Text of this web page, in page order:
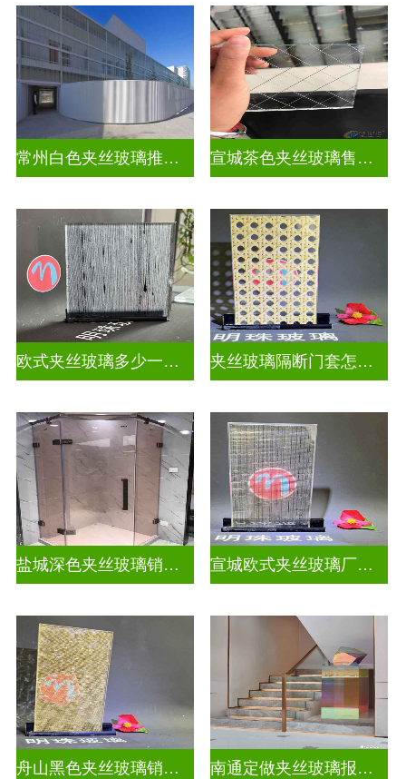
常州白色夹丝玻璃推荐货源 宣城茶色夹丝玻璃售价多少钱
欧式夹丝玻璃多少一平米 夹丝玻璃隔断门套怎么安装
盐城深色夹丝玻璃销售招聘 宣城欧式夹丝玻璃厂家在哪里
舟山黑色夹丝玻璃销售店 南通定做夹丝玻璃报价表